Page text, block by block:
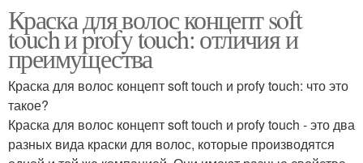
Краска для волос концепт soft
touch и profy touch: отличия и
преимущества
Краска для волос концепт soft touch и profy touch: что это
такое?
Краска для волос концепт soft touch и profy touch - это два
разных вида краски для волос, которые производятся